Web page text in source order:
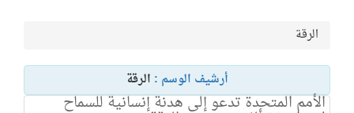
الرقة
أرشيف الوسم : الرقة
الأمم المتحدة تدعو إلى هدنة إنسانية للسماح